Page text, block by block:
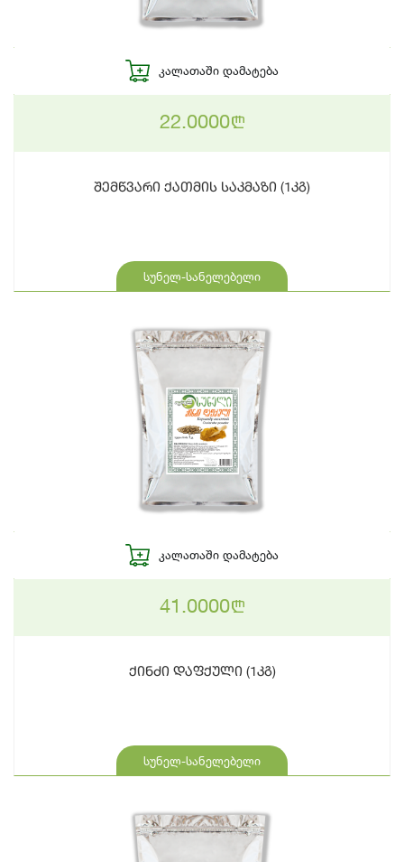
ᲙᲐᲚᲐᲗᲐᲨᲘ ᲓᲐᲛᲐᲢᲔᲑᲐ
22.0000n
შემწვარი ქათმის საკმაზი (1კგ)
სუნელ-სანელებელი
ᲙᲐᲚᲐᲗᲐᲨᲘ ᲓᲐᲛᲐᲢᲔᲑᲐ
41.0000n
ქინძი დაფქული (1კგ)
სუნელ-სანელებელი